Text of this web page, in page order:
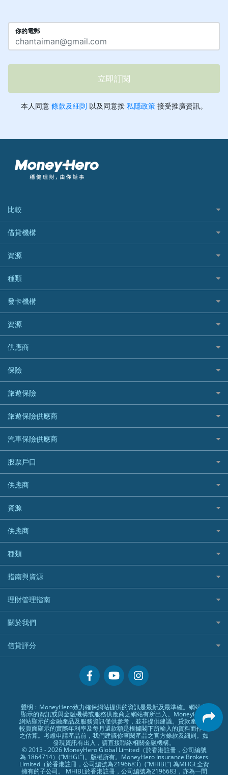
比較
私人貸款比較
稅季/稅務貸款
網上貸款
結餘轉戶(清卡數貸款)
銀行貸款
財務公司貸款
免入息貸款
免TU貸款
急借錢
緊急貸款比較
最佳小額貸款比較
易批必批貸款
24小時貸款
最佳循環貸款
借貸機構
BEA 東亞銀行
BOC 中國銀行
Cashing Pro 優尚信貸
CCB(Asia) 中國建設銀行 (亞洲)
Citibank 花旗銀行
CNCBI 信銀國際
CreFIT 維信
DBS 星展銀行
DSB 大新銀行
HSBC 滙豐銀行貸款
K Cash 貸款
Mox 銀行
National Resources 中潤物業按揭
OCBC 華僑銀行
PrimeCredit 安信信貸
Promise 邦民日本財務
Rabbit Credit月兔信貸
Standard Chartered 渣打銀行
UA 亞洲聯合財務
WeLab Bank
WeLend 貸款
資源
如何申請個人貸款
如何管理個人貸款
個人貸款有用資訊
清卡數貸款教學
循環貸款教學
個人化貸款產品推介 🔥全新
債務重組一覽
供樓利息扣稅
最佳貸款app
種類
網購優惠
精選外幣網購信用卡
尊尚信用卡
公司信用卡
電子錢包信用卡
日本遊信用卡攻略
韓國遊信用卡攻略
台灣遊信用卡攻略
機場貴賓室信用卡
銀聯信用卡
高獎賞信用卡推薦
酒店信用卡
發卡機構
Citibank花旗銀行
AE美國運通
DBS星展銀行
HSBC滙豐銀行
Mox
信銀國際
大新銀行
恒生銀行
Standard Chartered渣打銀行
東亞銀行
SIM
Airwallex信用卡
資源
Black Friday優惠
淘寶付款方式
一田購物優惠日
SOGO感謝祭
HKTVmall優惠碼
交稅優惠
酒店優惠碼
機票優惠碼
供應商
八達通自動增值信用卡
保險
旅遊保險
汽車保險
家居保險
家傭保險
寵物保險
定期人壽保險
危疾保險
年金資訊
樓宇火險
旅遊保險
日本旅遊保險及資訊
泰國旅遊保險及資訊
台灣旅遊保險及資訊
韓國旅遊保險及資訊
歐洲旅遊保險及資訊
越南旅遊保險及資訊
澳洲旅遊保險及資訊
長者嘆世界
家庭親子遊
自駕遊比較
相機有得保
專為孕婦設計的最佳旅遊保險
最佳滑雪旅遊保險
最適合BB的旅遊保險
旅遊保險供應商
AXA 安盛
AIG 美亞
Allianz 安聯
Allied World 世聯
Avo
中國銀行
Bolttech 保特
Blue Cross 藍十字
中國平安
HSBC滙豐銀行
MSIG 三井住友
Prudential 保誠
QBE 昆士蘭
Starr
汽車保險供應商
大新汽車保險
中銀汽車保險
Allianz安聯汽車保險
bolttech保障汽車保險
Zurich蘇黎世汽車保險
QBE昆士蘭汽車保險
平安汽車保險
股票戶口
富途證券
IB盈透證券
老虎證券
uSMART 盈立證券
華盛証券
長橋證券
WeBull微牛證券
漲樂全球通｜華泰國際
OSL
供應商
富途牛牛好唔好？
Webull微牛證券好唔好？
Longbridge長橋證券好唔好？
老虎證券好唔好？
華盛証券好唔好？
漲樂全球通好唔好？
IB盈透證券好唔好？
盈立證券 uSMART 好唔好？
Stashaway好唔好？
資源
股票戶口開戶
證券行邊間好？
港股5隻高息ETF精選
什麼是ETF？
香港30大高息股排行
黃金ETF懶人包
最值得注意的比特幣ETF
選股策略：五步調查攻略
供應商
銀行戶口比較
尊尚銀行戶口
Citi Plus
中信銀行inMotion
Airwallex銀行
種類
定期存款
港元定存
人民幣定存
美元定存
英鎊定存
澳元定存
指南與資源
理財資訊
識慳識賺
債務管理
投資理財
置業安居
專欄文章
理財管理指南
常用相關詞彙
MoneyHero電子報
所有合作銀行或機構
關於我們
服務承諾
網上支援
常見問題
條款及細則
編輯守則
廣告合作
廣告政策
信貸評分
聲明﹕MoneyHero致力確保網站提供的資訊是最新及最準確。網站所
顯示的資訊或與金融機構或服務供應商之網站有所出入。MoneyHero
網站顯示的金融產品及服務資訊僅供參考，並非提供建議。貸款產品比
較頁面顯示的實際年利率及每月還款額是根據閣下所輸入的資料而作出
之估算。考慮申請產品前，我們建議你查閱產品之官方條款及細則。如
發現資訊有出入，請直接聯絡相關金融機構。
© 2013 - 2026 MoneyHero Global Limited（於香港註冊，公司編號
為 1864714）(“MHGL”)。版權所有。MoneyHero Insurance Brokers
Limited（於香港註冊，公司編號為2196683）(”MHIBL”) 為MHGL全資
擁有的子公司。 MHIBL於香港註冊，公司編號為2196683，亦為一間